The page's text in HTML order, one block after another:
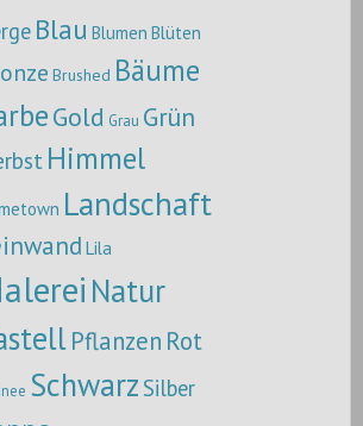
Blau Blumen Blüten
Brushed Bäume
Gold Grau Grün
Himmel
Landschaft
Lila
Natur
Pflanzen Rot
Schwarz Silber